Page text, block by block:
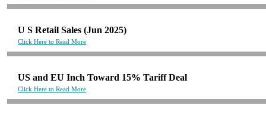
U S Retail Sales (Jun 2025)
Click Here to Read More
US and EU Inch Toward 15% Tariff Deal
Click Here to Read More